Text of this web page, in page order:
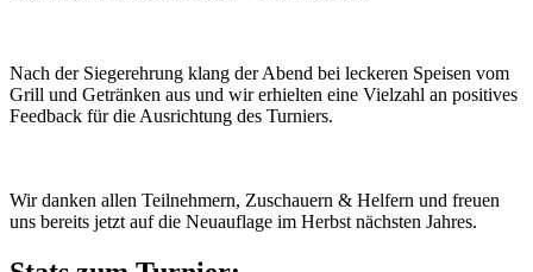
Nach der Siegerehrung klang der Abend bei leckeren Speisen vom
Grill und Getränken aus und wir erhielten eine Vielzahl an positives
Feedback für die Ausrichtung des Turniers.
Wir danken allen Teilnehmern, Zuschauern & Helfern und freuen
uns bereits jetzt auf die Neuauflage im Herbst nächsten Jahres.